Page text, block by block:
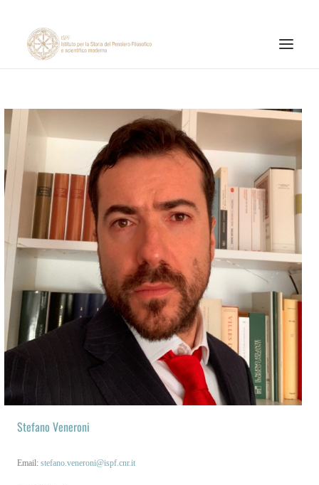
ATTIVITÀ DI RICERCA
NOTIZIE ED EVENTI
MATERIALI ONLINE
CNR
PAGINA FACEBOOK ISPF
PAGINA INSTAGRAM ISPF
CANALE YOUTUBE ISPF
IT
Stefano Veneroni
Email: stefano.veneroni@ispf.cnr.it